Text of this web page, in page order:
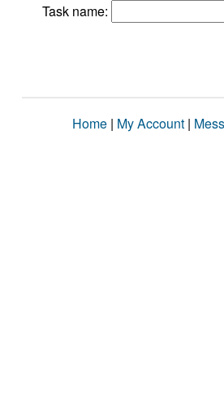
Task name:
Home | My Account |